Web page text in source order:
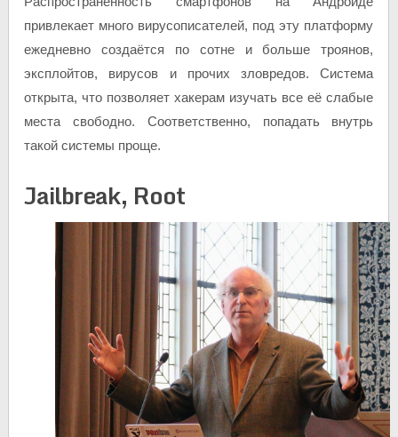
привлекает много вирусописателей, под эту платформу
ежедневно создаётся по сотне и больше троянов,
эксплойтов, вирусов и прочих зловредов. Система
открыта, что позволяет хакерам изучать все её слабые
места свободно. Соответственно, попадать внутрь
такой системы проще.
Jailbreak, Root